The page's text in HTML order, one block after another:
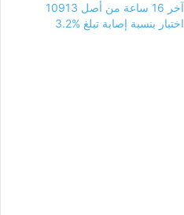
آخر 16 ساعة من أصل 10913
اختبار بنسبة إصابة تبلغ %3.2